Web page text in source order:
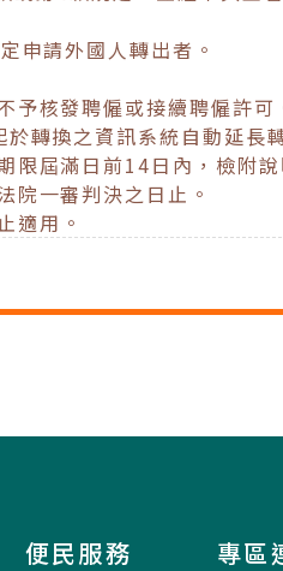
申請外國人轉出者。
予核發聘僱或接續聘僱許可
轉換之資訊系統自動延長
限屆滿日前14日內，檢附
院一審判決之日止。
適用。
便民服務 專區